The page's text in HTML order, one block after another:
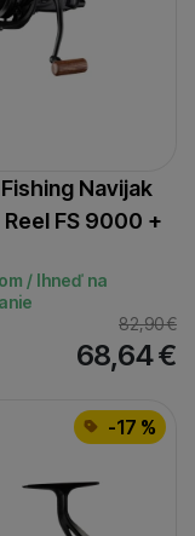
Navijak
Reel FS 9000 +
/ Ihneď na
82,90€
68,64€
-17 %